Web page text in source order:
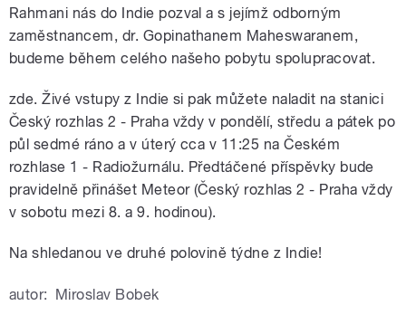
Rahmani nás do Indie pozval a s jejímž odborným
zaměstnancem, dr. Gopinathanem Maheswaranem,
budeme během celého našeho pobytu spolupracovat.
zde. Živé vstupy z Indie si pak můžete naladit na stanici
Český rozhlas 2 - Praha vždy v pondělí, středu a pátek po
půl sedmé ráno a v úterý cca v 11:25 na Českém
rozhlase 1 - Radiožurnálu. Předtáčené příspěvky bude
pravidelně přinášet Meteor (Český rozhlas 2 - Praha vždy
v sobotu mezi 8. a 9. hodinou).
Na shledanou ve druhé polovině týdne z Indie!
autor: Miroslav Bobek